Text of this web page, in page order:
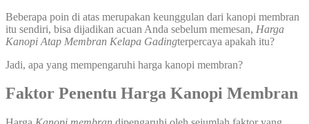
Beberapa poin di atas merupakan keunggulan dari kanopi membran
itu sendiri, bisa dijadikan acuan Anda sebelum memesan, Harga
Kanopi Atap Membran Kelapa Gadingterpercaya apakah itu?
Jadi, apa yang mempengaruhi harga kanopi membran?
Faktor Penentu Harga Kanopi Membran